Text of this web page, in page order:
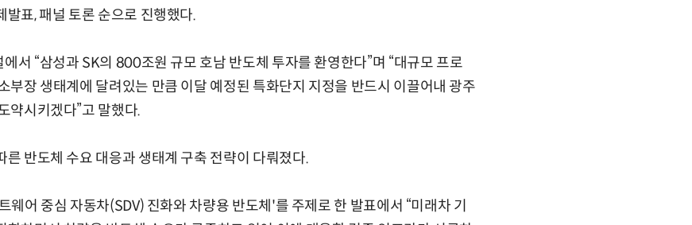
표, 패널 토론 순으로 진행했다.
서 “삼성과 SK의 800조원 규모 호남 반도체 투자를 환영한다”며 “대규모 프로
부장 생태계에 달려있는 만큼 이달 예정된 특화단지 지정을 반드시 이끌어내 광주
약시키겠다”고 말했다.
른 반도체 수요 대응과 생태계 구축 전략이 다뤄졌다.
웨어 중심 자동차(SDV) 진화와 차량용 반도체'를 주제로 한 발표에서 “미래차 기